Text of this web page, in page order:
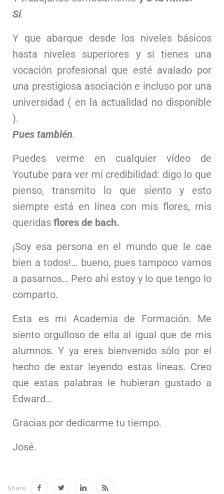
Sí.
Y que abarque desde los niveles básicos
hasta niveles superiores y si tienes una
vocación profesional que esté avalado por
una prestigiosa asociación e incluso por una
universidad ( en la actualidad no disponible
).
Pues también.
Puedes verme en cualquier vídeo de
Youtube para ver mi credibilidad: digo lo que
pienso, transmito lo que siento y esto
siempre está en línea con mis flores, mis
queridas flores de bach.
¡Soy esa persona en el mundo que le cae
bien a todos!… bueno, pues tampoco vamos
a pasarnos… Pero ahí estoy y lo que tengo lo
comparto.
Esta es mi Academia de Formación. Me
siento orgulloso de ella al igual que de mis
alumnos. Y ya eres bienvenido sólo por el
hecho de estar leyendo estas lineas. Creo
que estas palabras le hubieran gustado a
Edward…
Gracias por dedicarme tu tiempo.
José.
Share